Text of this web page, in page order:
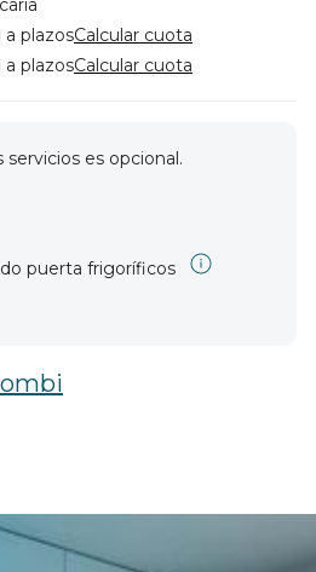
a plazosCalcular cuota
a plazosCalcular cuota
es opcional.
puerta frigoríficos